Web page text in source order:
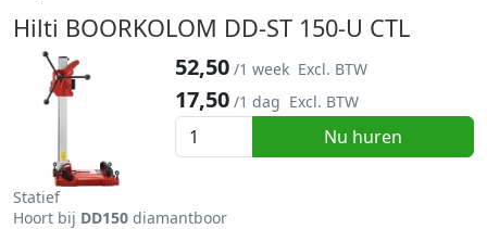
Hilti BOORKOLOM DD-ST 150-U CTL
17,50 /1 dag Excl. BTW
52,50 /1 week Excl. BTW
Nu huren
Statief
Hoort bij DD150 diamantboor